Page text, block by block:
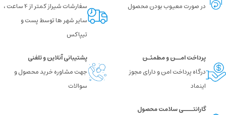
در صورت معیوب بودن محصول
سفارشات شیراز کمتر از 4 ساعت ،
سایر شهر ها توسط پست و
تیپاکس
پرداخت امــن و مطمئـن
درگاه پرداخت امن و دارای مجوز
اینماد
پشتیبانی آنلاین و تلفنی
جهت مشاوره خرید محصول و
سوالات
گارانتــــی سلامت محصول